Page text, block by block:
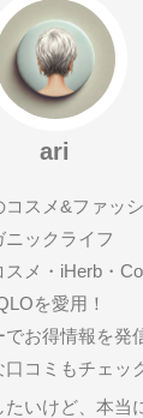
ari
コスメ&ファッ
ニックライフ
メ・iHerb・
を愛用！
でお得情報を発
コミもチェッ
たいけど、本当